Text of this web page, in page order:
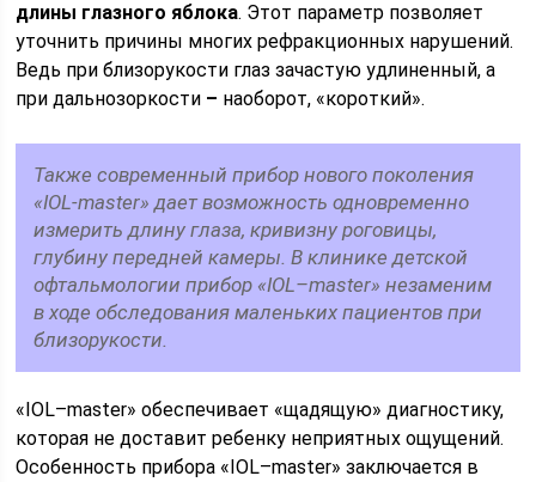
длины глазного яблока. Этот параметр позволяет
уточнить причины многих рефракционных нарушений.
Ведь при близорукости глаз зачастую удлиненный, а
при дальнозоркости – наоборот, «короткий».
Также современный прибор нового поколения
«IOL-master» дает возможность одновременно
измерить длину глаза, кривизну роговицы,
глубину передней камеры. В клинике детской
офтальмологии прибор «IOL–master» незаменим
в ходе обследования маленьких пациентов при
близорукости.
«IOL–master» обеспечивает «щадящую» диагностику,
которая не доставит ребенку неприятных ощущений.
Особенность прибора «IOL–master» заключается в